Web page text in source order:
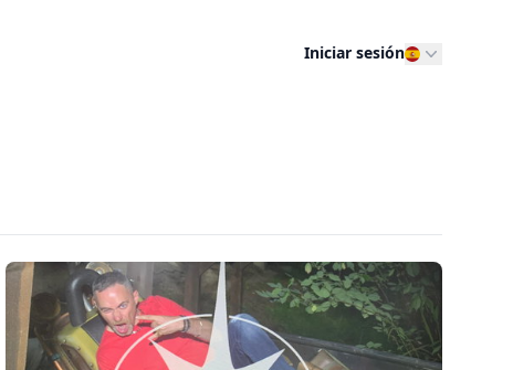
Iniciar sesión